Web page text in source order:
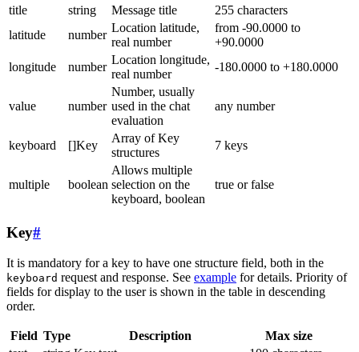
title
string Message title
255 characters
latitude
number
Location latitude,
real number
from -90.0000 to
+90.0000
longitude
number
Location longitude,
real number
-180.0000 to +180.0000
value number
Number, usually
used in the chat
evaluation
any number
keyboard []Key
Array of Key
structures
7 keys
multiple boolean
Allows multiple
selection on the
keyboard, boolean
true or false
Key#
It is mandatory for a key to have one structure field, both in the
keyboard request and response. See example for details. Priority of
fields for display to the user is shown in the table in descending
order.
Field Type Description
Max size